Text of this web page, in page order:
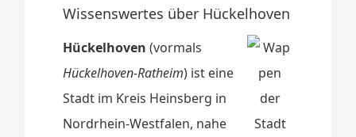
Wissenswertes über Hückelhoven
Hückelhoven (vormals
Hückelhoven-Ratheim) ist eine
Stadt im Kreis Heinsberg in
Nordrhein-Westfalen, nahe